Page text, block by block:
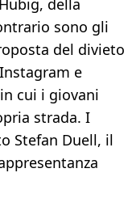
della
sono gli
del divieto
e
cui i giovani
strada. I
Stefan Duell, il